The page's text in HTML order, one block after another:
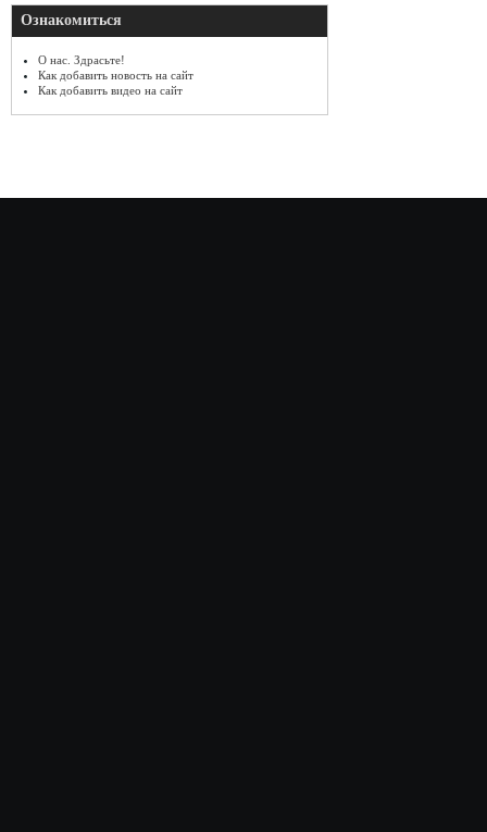
Ознакомиться
О нас. Здрасьте!
Как добавить новость на сайт
Как добавить видео на сайт